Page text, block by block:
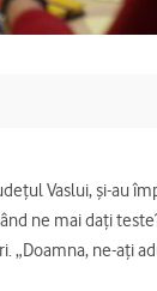
Vaslui, și-au
ne mai dați
ne-ați